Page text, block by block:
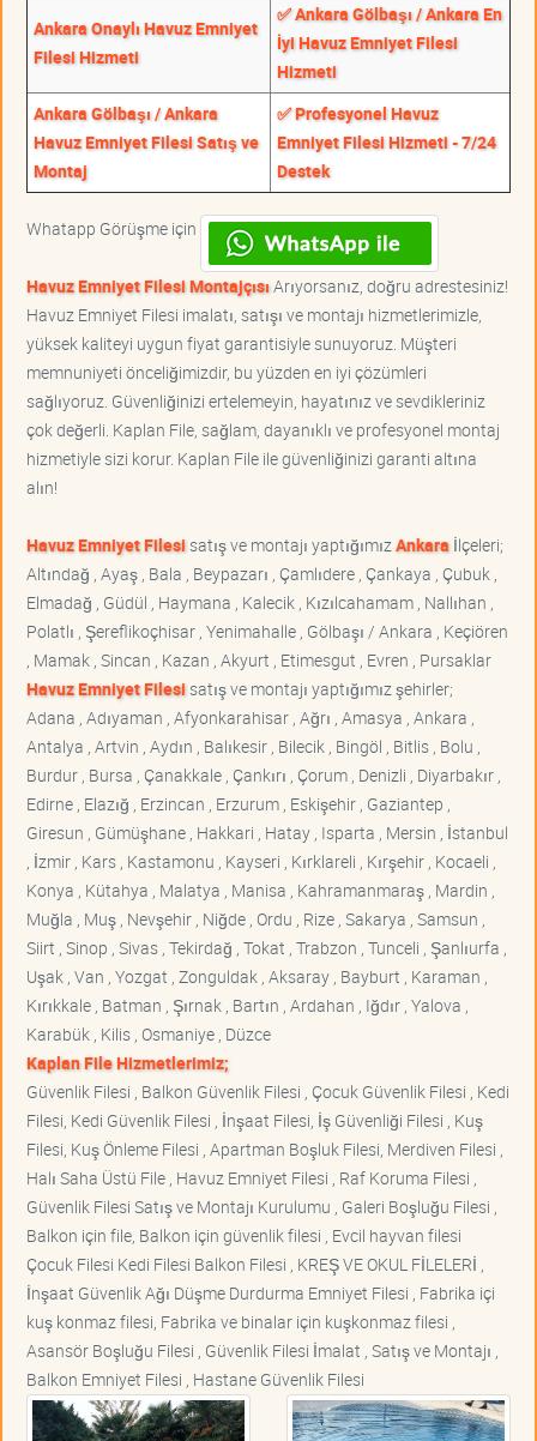
Ankara Onaylı Havuz Emniyet
Filesi Hizmeti
✅ Ankara Gölbaşı / Ankara En
İyi Havuz Emniyet Filesi
Hizmeti
Ankara Gölbaşı / Ankara
Havuz Emniyet Filesi Satış ve
Montaj
✅ Profesyonel Havuz
Emniyet Filesi Hizmeti - 7/24
Destek
Whatapp Görüşme için
Havuz Emniyet Filesi MontajçısıArıyorsanız, doğru adrestesiniz!
Havuz Emniyet Filesi imalatı, satışı ve montajı hizmetlerimizle,
yüksek kaliteyi uygun fiyat garantisiyle sunuyoruz. Müşteri
memnuniyeti önceliğimizdir, bu yüzden en iyi çözümleri
sağlıyoruz. Güvenliğinizi ertelemeyin, hayatınız ve sevdikleriniz
çok değerli. Kaplan File, sağlam, dayanıklı ve profesyonel montaj
hizmetiyle sizi korur. Kaplan File ile güvenliğinizi garanti altına
alın!
Havuz Emniyet Filesisatış ve montajı yaptığımız Ankara İlçeleri;
Altındağ , Ayaş , Bala , Beypazarı , Çamlıdere , Çankaya , Çubuk ,
Elmadağ , Güdül , Haymana , Kalecik , Kızılcahamam , Nallıhan ,
Polatlı , Şereflikoçhisar , Yenimahalle , Gölbaşı / Ankara , Keçiören
, Mamak , Sincan , Kazan , Akyurt , Etimesgut , Evren , Pursaklar
Havuz Emniyet Filesisatış ve montajı yaptığımız şehirler;
Adana , Adıyaman , Afyonkarahisar , Ağrı , Amasya , Ankara ,
Antalya , Artvin , Aydın , Balıkesir , Bilecik , Bingöl , Bitlis , Bolu ,
Burdur , Bursa , Çanakkale , Çankırı , Çorum , Denizli , Diyarbakır ,
Edirne , Elazığ , Erzincan , Erzurum , Eskişehir , Gaziantep ,
Giresun , Gümüşhane , Hakkari , Hatay , Isparta , Mersin , İstanbul
, İzmir , Kars , Kastamonu , Kayseri , Kırklareli , Kırşehir , Kocaeli ,
Konya , Kütahya , Malatya , Manisa , Kahramanmaraş , Mardin ,
Muğla , Muş , Nevşehir , Niğde , Ordu , Rize , Sakarya , Samsun ,
Siirt , Sinop , Sivas , Tekirdağ , Tokat , Trabzon , Tunceli , Şanlıurfa ,
Uşak , Van , Yozgat , Zonguldak , Aksaray , Bayburt , Karaman ,
Kırıkkale , Batman , Şırnak , Bartın , Ardahan , Iğdır , Yalova ,
Karabük , Kilis , Osmaniye , Düzce
Kaplan File Hizmetlerimiz;
Güvenlik Filesi , Balkon Güvenlik Filesi , Çocuk Güvenlik Filesi , Kedi
Filesi, Kedi Güvenlik Filesi , İnşaat Filesi, İş Güvenliği Filesi , Kuş
Filesi, Kuş Önleme Filesi , Apartman Boşluk Filesi, Merdiven Filesi ,
Halı Saha Üstü File , Havuz Emniyet Filesi , Raf Koruma Filesi ,
Güvenlik Filesi Satış ve Montajı Kurulumu , Galeri Boşluğu Filesi ,
Balkon için file, Balkon için güvenlik filesi , Evcil hayvan filesi
Çocuk Filesi Kedi Filesi Balkon Filesi , KREŞ VE OKUL FİLELERİ ,
İnşaat Güvenlik Ağı Düşme Durdurma Emniyet Filesi , Fabrika içi
kuş konmaz filesi, Fabrika ve binalar için kuşkonmaz filesi ,
Asansör Boşluğu Filesi , Güvenlik Filesi İmalat , Satış ve Montajı ,
Balkon Emniyet Filesi , Hastane Güvenlik Filesi